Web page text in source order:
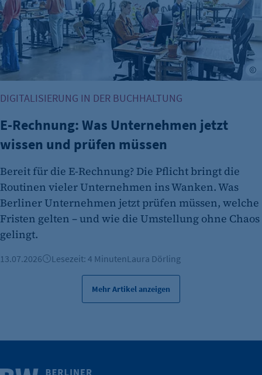
Weitere Infos
DIGITALISIERUNG IN DER BUCHHALTUNG
E-Rechnung: Was Unternehmen jetzt
wissen und prüfen müssen
Bereit für die E-Rechnung? Die Pflicht bringt die
Routinen vieler Unternehmen ins Wanken. Was
Berliner Unternehmen jetzt prüfen müssen, welche
Fristen gelten – und wie die Umstellung ohne Chaos
gelingt.
13.07.2026 Lesezeit: 4 MinutenLaura Dörling
Mehr Artikel anzeigen